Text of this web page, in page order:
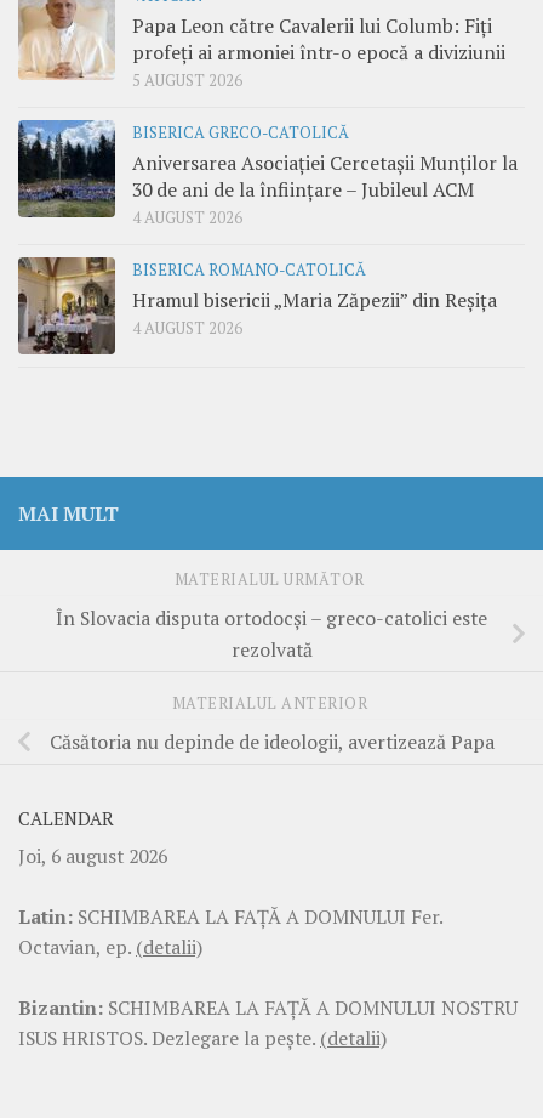
Papa Leon către Cavalerii lui Columb: Fiți
profeți ai armoniei într-o epocă a diviziunii
5 AUGUST 2026
BISERICA GRECO-CATOLICĂ
Aniversarea Asociației Cercetașii Munților la
30 de ani de la înființare – Jubileul ACM
4 AUGUST 2026
BISERICA ROMANO-CATOLICĂ
Hramul bisericii „Maria Zăpezii” din Reșița
4 AUGUST 2026
MAI MULT
MATERIALUL URMĂTOR
În Slovacia disputa ortodocşi – greco-catolici este
rezolvată
MATERIALUL ANTERIOR
Căsătoria nu depinde de ideologii, avertizează Papa
CALENDAR
Joi, 6 august 2026
Latin: SCHIMBAREA LA FAŢĂ A DOMNULUI Fer.
Octavian, ep. (detalii)
Bizantin: SCHIMBAREA LA FAŢĂ A DOMNULUI NOSTRU
ISUS HRISTOS. Dezlegare la pește. (detalii)